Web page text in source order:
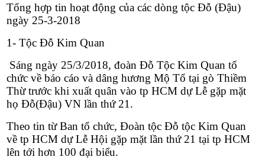
Tổng hợp tin hoạt động của các dòng tộc Đỗ (Đậu)
ngày 25-3-2018
1- Tộc Đỗ Kim Quan
Sáng ngày 25/3/2018, đoàn Đỗ Tộc Kim Quan tổ
chức về báo cáo và dâng hương Mộ Tổ tại gò Thiềm
Thừ trước khi xuất quân vào tp HCM dự Lễ gặp mặt
họ Đỗ(Đậu) VN lần thứ 21.
Theo tin từ Ban tổ chức, Đoàn tộc Đỗ tộc Kim Quan
về tp HCM dự Lễ Hội gặp mặt lần thứ 21 tại tp HCM
lên tới hơn 100 đại biểu.